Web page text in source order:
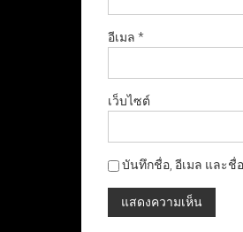
อีเมล *
เว็บไซต์
บันทึกชื่อ, อีเมล และชื่